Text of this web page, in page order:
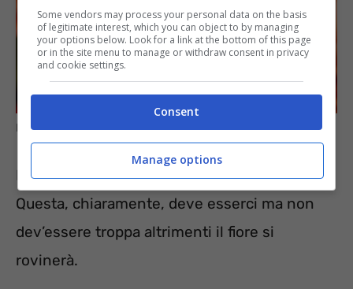
Prendersi cura del geranio: tutti i trucchi (informazioneoggi.it)
Fondamentale è anchel’umidità del terreno
Questa, chiaramente, deve esserci ma non
dev’essere troppa altrimenti il fiore si
rovinerà.
Some vendors may process your personal data on the basis
of legitimate interest, which you can object to by managing
your options below. Look for a link at the bottom of this page
or in the site menu to manage or withdraw consent in privacy
and cookie settings.
Consent
Manage options